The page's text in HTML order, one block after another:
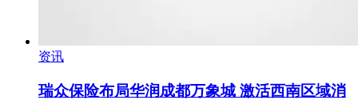
资讯
瑞众保险布局华润成都万象城 激活西南区域消